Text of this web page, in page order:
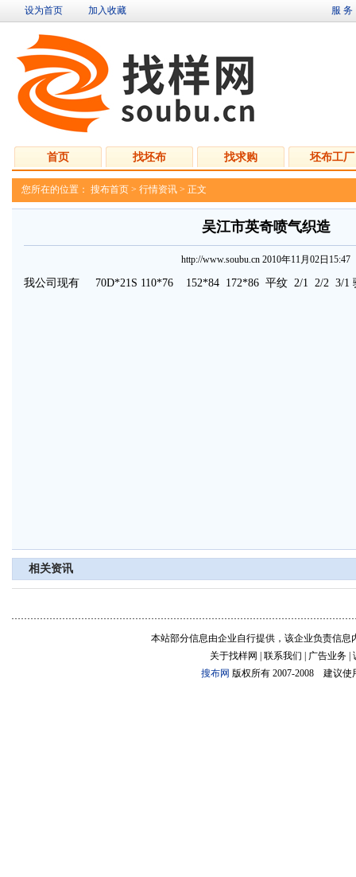
设为首页 加入收藏 服 务
首页 找坯布 找求购 坯布工厂
您所在的位置： 搜布首页 > 行情资讯 > 正文
吴江市英奇喷气织造
http://www.soubu.cn 2010年11月02日15:47
我公司现有 70D*21S 110*76 152*84 172*86 平纹 2/1 2/2 3/1
相关资讯
本站部分信息由企业自行提供，该企业负责信
关于找样网 | 联系我们 | 广告业务 |
搜布网 版权所有 2007-2008 建议使